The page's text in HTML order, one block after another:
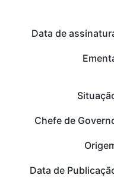
Data de
Chefe de
Data de